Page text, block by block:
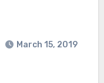
March 15, 2019